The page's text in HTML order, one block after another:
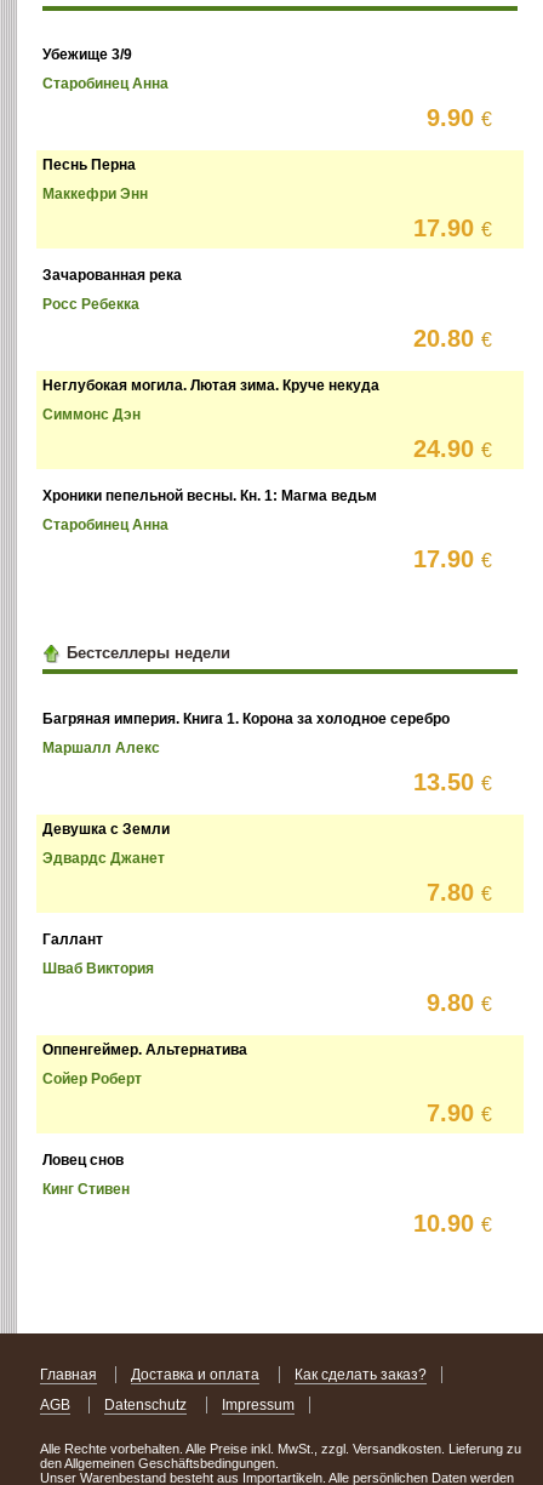
Убежище 3/9
Старобинец Анна
9.90€
Песнь Перна
Маккефри Энн
17.90€
Зачарованная река
Росс Ребекка
20.80€
Неглубокая могила. Лютая зима. Круче некуда
Симмонс Дэн
24.90€
Хроники пепельной весны. Кн. 1: Магма ведьм
Старобинец Анна
17.90€
Бестселлеры недели
Багряная империя. Книга 1. Корона за холодное серебро
Маршалл Алекс
13.50€
Девушка с Земли
Эдвардс Джанет
7.80€
Галлант
Шваб Виктория
9.80€
Оппенгеймер. Альтернатива
Сойер Роберт
7.90€
Ловец снов
Кинг Стивен
10.90€
Главная Доставка и оплата
Как сделать заказ?
AGB
Datenschutz Impressum
Alle Rechte vorbehalten. Alle Preise inkl. MwSt., zzgl. Versandkosten. Lieferung zu
den Allgemeinen Geschäftsbedingungen.
Unser Warenbestand besteht aus Importartikeln. Alle persönlichen Daten werden